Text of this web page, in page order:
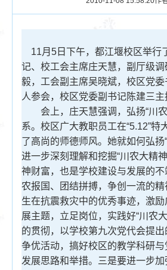
11月 5 日 下午，都江堰校区举行
记、校工会主席庄天慧，副厅级
毅，工会副主席吴晓斌，校区党
人参会，校区党委副书记陈建三主
会上，庄天慧强调，弘扬“川
系。校区广大教职员工在“5.12”特
了高尚的师德师风。她就如何弘扬
进一步深刻理解和挖掘“川农大精
神财富，也是学校建设与发展的
农报国、团结拼搏，争创一流的
生在抗震救灾中的优秀事迹，激
展主题，立足岗位，实践好“川农
的贯彻，以学校第九次党代会提
争优活动，搞好校区的教学科研
发展思路和举措。三是要进一步